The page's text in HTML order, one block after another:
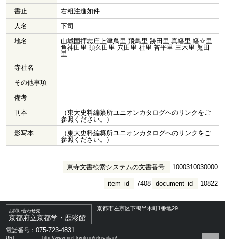
書止
右粗注進如件
人名
下司
地名
山城国拝志庄上津鳥里 飛鳥里 跡田里 真幡里 幡☆里
角神田里 須久田里 穴田里 社里 苔平里 三木里 莵田
里
寺社名
その他事項
備考
刊本
（東大史料編纂所ユニオンカタログへのリンクをご
参照ください。）
影写本
（東大史料編纂所ユニオンカタログへのリンクをご
参照ください。）
東寺文書検索システムの文書番号 1000310030000
document_id 10822
item_id 7408
お問い合わせ先
京都府立京都学・歴彩館
京都市左京区下鴨半木町1番地29
電話番号：075-723-4831
URL ： http://www.pref.kyoto.jp/rekisaikan/